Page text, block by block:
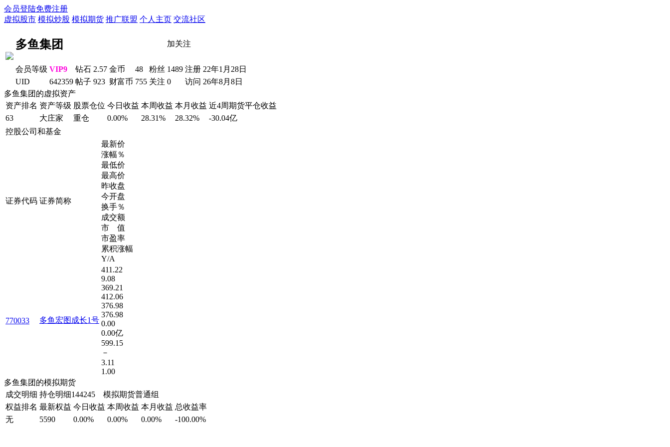
会员登陆免费注册
虚拟股市 模拟炒股 模拟期货 推广联盟 个人主页 交流社区
多鱼集团 加关注
会员等级 VIP9 钻石 2.57 金币 48 粉丝 1489 注册 22年1月28日
UID
642359 帖子 923 财富币 755 关注 0 访问 26年8月8日
多鱼集团的虚拟资产
资产排名 资产等级 股票仓位 今日收益 本周收益 本月收益 近4周期货平仓收益
63
大庄家 重仓 0.00% 28.31% 28.32%
-30.04亿
控股公司和基金
证券代码 证券简称
最新价
涨幅％
最低价
最高价
昨收盘
今开盘
换手％
成交额
市 值
市盈率
累积涨幅
Y/A
770033 多鱼宏图成长1号
411.22
9.08
369.21
412.06
376.98
376.98
0.00
0.00亿
599.15
－
3.11
1.00
多鱼集团的模拟期货
成交明细 持仓明细144245 模拟期货普通组
权益排名 最新权益 今日收益 本周收益 本月收益 总收益率
无
5590 0.00% 0.00% 0.00% -100.00%